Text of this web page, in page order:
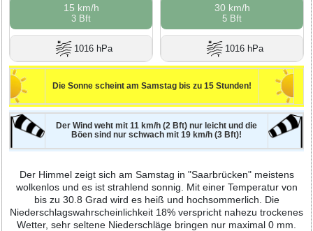
15 km/h
3 Bft
1016 hPa
30 km/h
5 Bft
1016 hPa
Die Sonne scheint am Samstag bis zu 15 Stunden!
Der Wind weht mit 11 km/h (2 Bft) nur leicht und die
Böen sind nur schwach mit 19 km/h (3 Bft)!
Der Himmel zeigt sich am Samstag in "Saarbrücken" meistens
wolkenlos und es ist strahlend sonnig. Mit einer Temperatur von
bis zu 30.8 Grad wird es heiß und hochsommerlich. Die
Niederschlagswahrscheinlichkeit 18% verspricht nahezu trockenes
Wetter, sehr seltene Niederschläge bringen nur maximal 0 mm.